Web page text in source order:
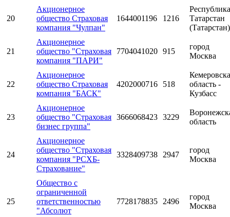
20
Акционерное
общество Страховая
компания "Чулпан"
1644001196 1216
Республика
Татарстан
(Татарстан)
21
Акционерное
общество "Страховая
компания "ПАРИ"
7704041020 915
город
Москва
22
Акционерное
общество Страховая
компания "БАСК"
4202000716 518
область -
Кузбасс
23
Акционерное
общество "Страховая
бизнес группа"
3666068423 3229
область
24
Акционерное
общество "Страховая
компания "РСХБ-
Страхование"
3328409738 2947
город
Москва
25
Общество с
ограниченной
ответственностью
"Абсолют
7728178835 2496
город
Москва